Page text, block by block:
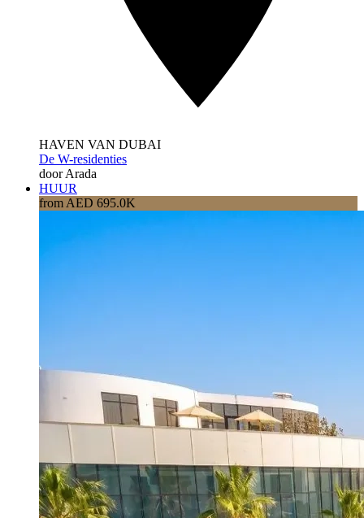
HAVEN VAN DUBAI
De W-residenties
door Arada
HUUR
from AED 695.0K